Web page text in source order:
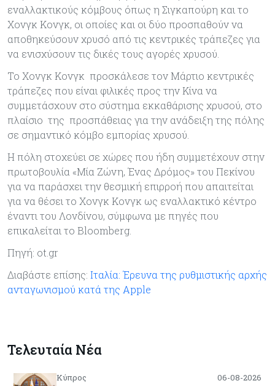
εναλλακτικούς κόμβους όπως η Σιγκαπούρη και το
Χονγκ Κονγκ, οι οποίες και οι δύο προσπαθούν να
αποθηκεύσουν χρυσό από τις κεντρικές τράπεζες για
να ενισχύσουν τις δικές τους αγορές χρυσού.
Το Χονγκ Κονγκ προσκάλεσε τον Μάρτιο κεντρικές
τράπεζες που είναι φιλικές προς την Κίνα να
συμμετάσχουν στο σύστημα εκκαθάρισης χρυσού, στο
πλαίσιο της προσπάθειας για την ανάδειξη της πόλης
σε σημαντικό κόμβο εμπορίας χρυσού.
Η πόλη στοχεύει σε χώρες που ήδη συμμετέχουν στην
πρωτοβουλία «Μία Ζώνη, Ένας Δρόμος» του Πεκίνου
για να παράσχει την θεσμική επιρροή που απαιτείται
για να θέσει το Χονγκ Κονγκ ως εναλλακτικό κέντρο
έναντι του Λονδίνου, σύμφωνα με πηγές που
επικαλείται το Bloomberg.
Πηγή: ot.gr
Διαβάστε επίσης: Ιταλία: Έρευνα της ρυθμιστικής αρχής
ανταγωνισμού κατά της Apple
Τελευταία Νέα
Κύπρος 06-08-2026